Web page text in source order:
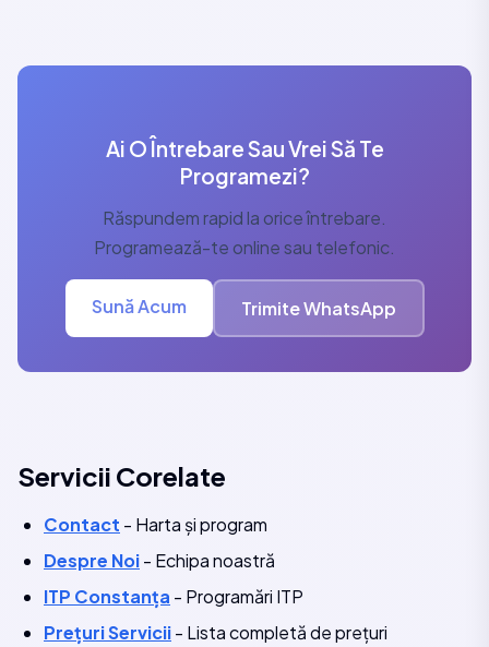
Ai O Întrebare Sau Vrei Să Te
Programezi?
Răspundem rapid la orice întrebare.
Programează-te online sau telefonic.
Sună Acum Trimite WhatsApp
Servicii Corelate
Contact - Harta și program
Despre Noi- Echipa noastră
ITP Constanța - Programări ITP
Prețuri Servicii- Lista completă de prețuri